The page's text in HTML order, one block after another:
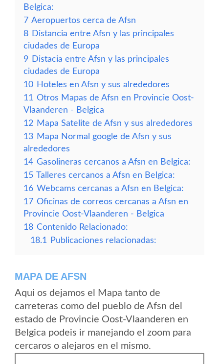
Belgica:
7 Aeropuertos cerca de Afsn
8 Distancia entre Afsn y las principales
ciudades de Europa
9 Distacia entre Afsn y las principales
ciudades de Europa
10 Hoteles en Afsn y sus alrededores
11 Otros Mapas de Afsn en Provincie Oost-
Vlaanderen - Belgica
12 Mapa Satelite de Afsn y sus alrededores
13 Mapa Normal google de Afsn y sus
alrededores
14 Gasolineras cercanos a Afsn en Belgica:
15 Talleres cercanos a Afsn en Belgica:
16 Webcams cercanas a Afsn en Belgica:
17 Oficinas de correos cercanas a Afsn en
Provincie Oost-Vlaanderen - Belgica
18 Contenido Relacionado:
18.1
Publicaciones relacionadas:
MAPA DE AFSN
Aqui os dejamos el Mapa tanto de
carreteras como del pueblo de Afsn del
estado de Provincie Oost-Vlaanderen en
Belgica podeis ir manejando el zoom para
cercaros o alejaros en el mismo.